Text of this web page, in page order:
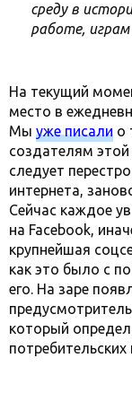
среду в
работе,
На текущий
место в
Мы уже писали о
создателям
следует
интернета,
Сейчас каждое
на Facebook,
крупнейшая
как это было с
его. На заре
который